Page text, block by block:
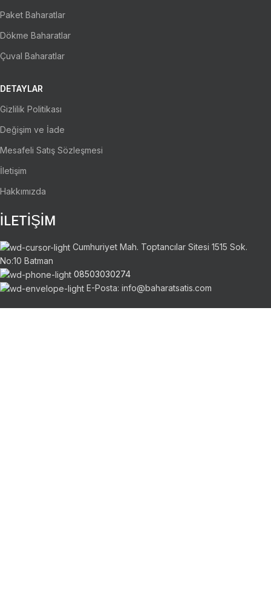
Paket Baharatlar
Dökme Baharatlar
Çuval Baharatlar
DETAYLAR
Gizlilik Politikası
Değişim ve İade
Mesafeli Satış Sözleşmesi
İletişim
Hakkımızda
İLETİŞİM
Cumhuriyet Mah. Toptancılar Sitesi 1515 Sok.
No:10 Batman
08503030274
E-Posta: info@baharatsatis.com